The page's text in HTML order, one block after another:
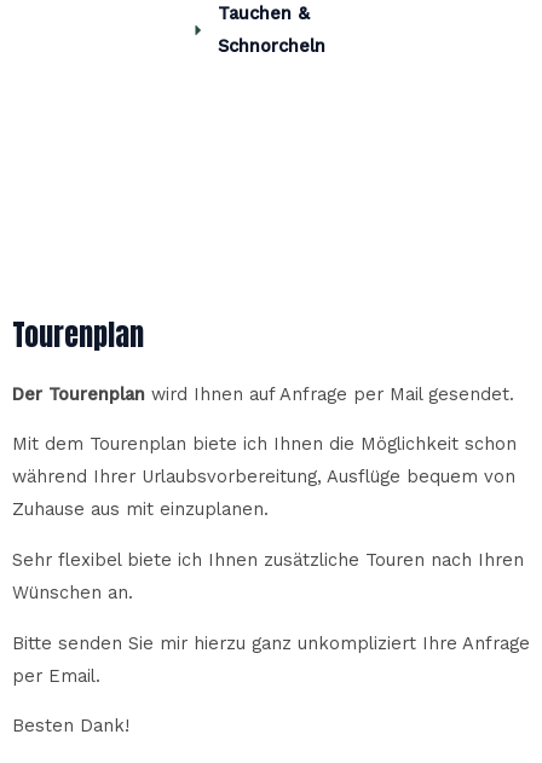
Tauchen &
Schnorcheln
Tourenplan
Der Tourenplan wird Ihnen auf Anfrage per Mail gesendet.
Mit dem Tourenplan biete ich Ihnen die Möglichkeit schon
während Ihrer Urlaubsvorbereitung, Ausflüge bequem von
Zuhause aus mit einzuplanen.
Sehr flexibel biete ich Ihnen zusätzliche Touren nach Ihren
Wünschen an.
Bitte senden Sie mir hierzu ganz unkompliziert Ihre Anfrage
per Email.
Besten Dank!